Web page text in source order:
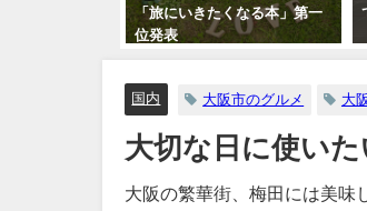
「旅にいきたくなる本」第一
位発表
国内 大阪市のグルメ 大
大切な日に使い
大阪の繁華街、梅田には美味